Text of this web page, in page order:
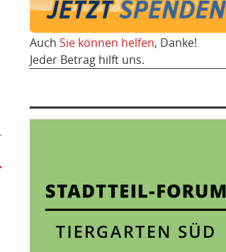
Auch Sie können helfen, Danke!
Jeder Betrag hilft uns.